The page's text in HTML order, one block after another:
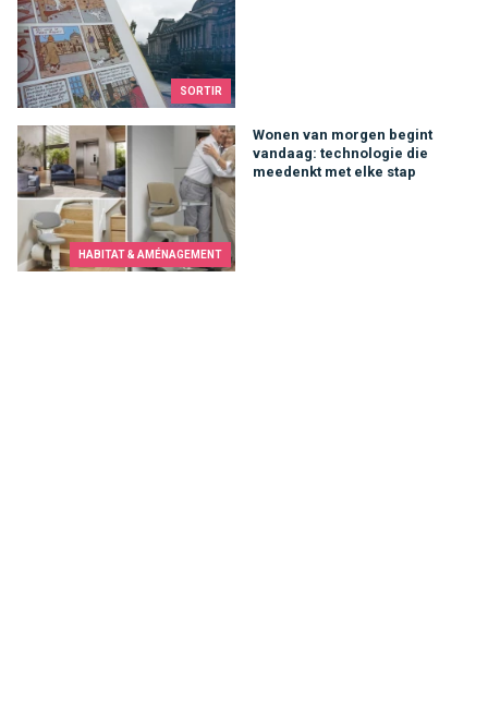
SORTIR
HABITAT & AMÉNAGEMENT
Wonen van morgen begint
vandaag: technologie die
meedenkt met elke stap
Wonen van morgen begint vandaag: technologie die